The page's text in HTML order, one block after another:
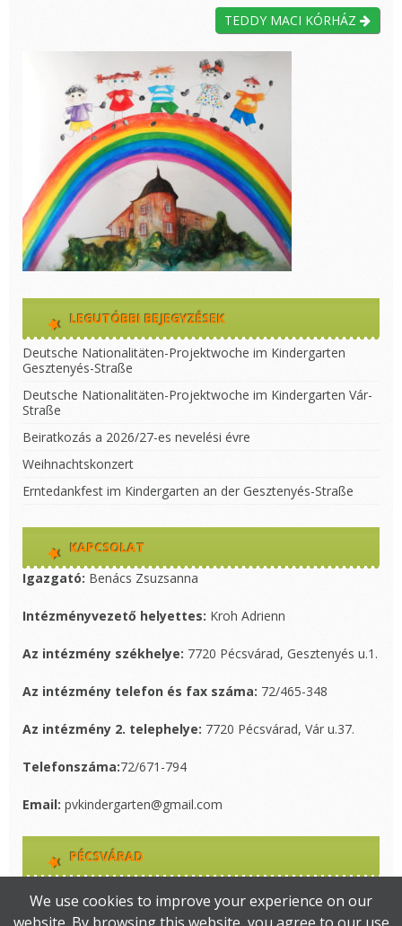
TEDDY MACI KÓRHÁZ
LEGUTÓBBI BEJEGYZÉSEK
Deutsche Nationalitäten-Projektwoche im Kindergarten
Gesztenyés-Straße
Deutsche Nationalitäten-Projektwoche im Kindergarten Vár-
Straße
Beiratkozás a 2026/27-es nevelési évre
Weihnachtskonzert
Erntedankfest im Kindergarten an der Gesztenyés-Straße
KAPCSOLAT
Igazgató: Benács Zsuzsanna
Intézményvezető helyettes: Kroh Adrienn
Az intézmény székhelye: 7720 Pécsvárad, Gesztenyés u.1.
Az intézmény telefon és fax száma: 72/465-348
Az intézmény 2. telephelye: 7720 Pécsvárad, Vár u.37.
Telefonszáma:72/671-794
Email: pvkindergarten@gmail.com
PÉCSVÁRAD
We use cookies to improve your experience on our